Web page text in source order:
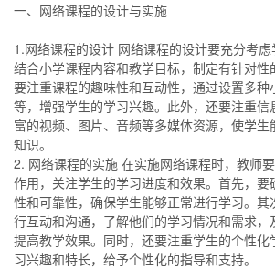
一、网络课程的设计与实施
1.网络课程的设计 网络课程的设计要充分考虑
结合小学课程内容和教学目标，制定有针对性
要注重课程的趣味性和互动性，通过设置多种
等，增强学生的学习兴趣。此外，还要注重
富的视频、图片、音频等多媒体资源，使学生
知识。
2. 网络课程的实施 在实施网络课程时，教师
作用，关注学生的学习进度和效果。首先，要
性和可靠性，确保学生能够正常进行学习。
行互动和沟通，了解他们的学习情况和需求，
提高教学效果。同时，还要注重学生的个性
习兴趣和特长，给予个性化的指导和支持。